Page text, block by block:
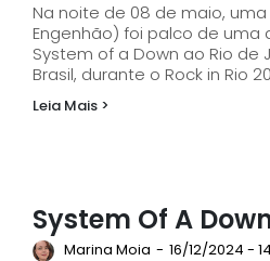
Na noite de 08 de maio,
Engenhão) foi palco de
System of a Down ao Rio de Janeiro. Quase uma década após a
Brasil, durante o Rock in Rio
Leia Mais >
System Of A
Marina Moia - 16/12/2024 -